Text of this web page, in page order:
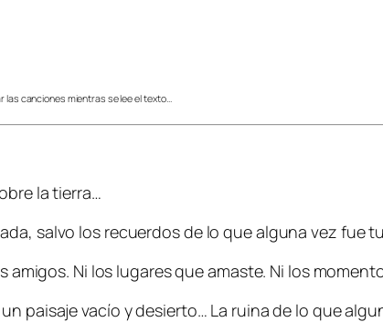
canciones mientras se lee el texto…
la tierra…
salvo los recuerdos de lo que alguna vez fue
amigos. Ni los lugares que amaste. Ni los
paisaje vacío y desierto… La ruina de lo que